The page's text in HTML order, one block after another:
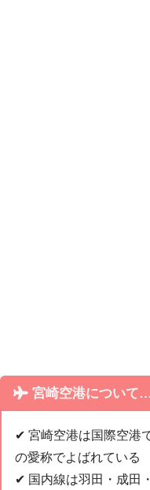
宮崎空港について…
✔︎ 宮崎空港は国際空港
の愛称でよばれている
✔︎ 国内線は羽田・成田